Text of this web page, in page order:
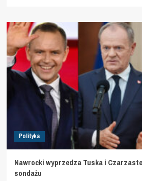
Polityka
Nawrocki wyprzedza Tuska i
sondażu